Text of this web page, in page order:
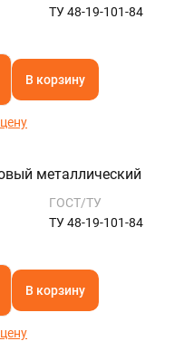
ТУ 48-19-101-84
В корзину
металлический
ГОСТ/ТУ
ТУ 48-19-101-84
В корзину